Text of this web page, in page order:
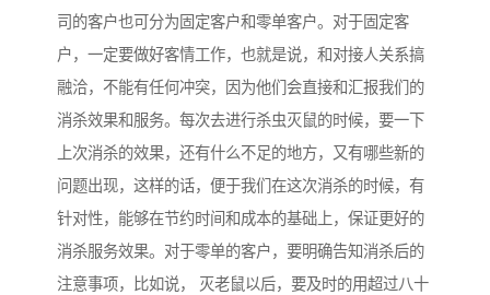
司的客户也可分为固定客户和零单客户。对于固定客
户，一定要做好客情工作，也就是说，和对接人关系搞
融洽，不能有任何冲突，因为他们会直接和汇报我们的
消杀效果和服务。每次去进行杀虫灭鼠的时候，要一下
上次消杀的效果，还有什么不足的地方，又有哪些新的
问题出现，这样的话，便于我们在这次消杀的时候，有
针对性，能够在节约时间和成本的基础上，保证更好的
消杀服务效果。对于零单的客户，要明确告知消杀后的
注意事项，比如说， 灭老鼠以后，要及时的用超过八十